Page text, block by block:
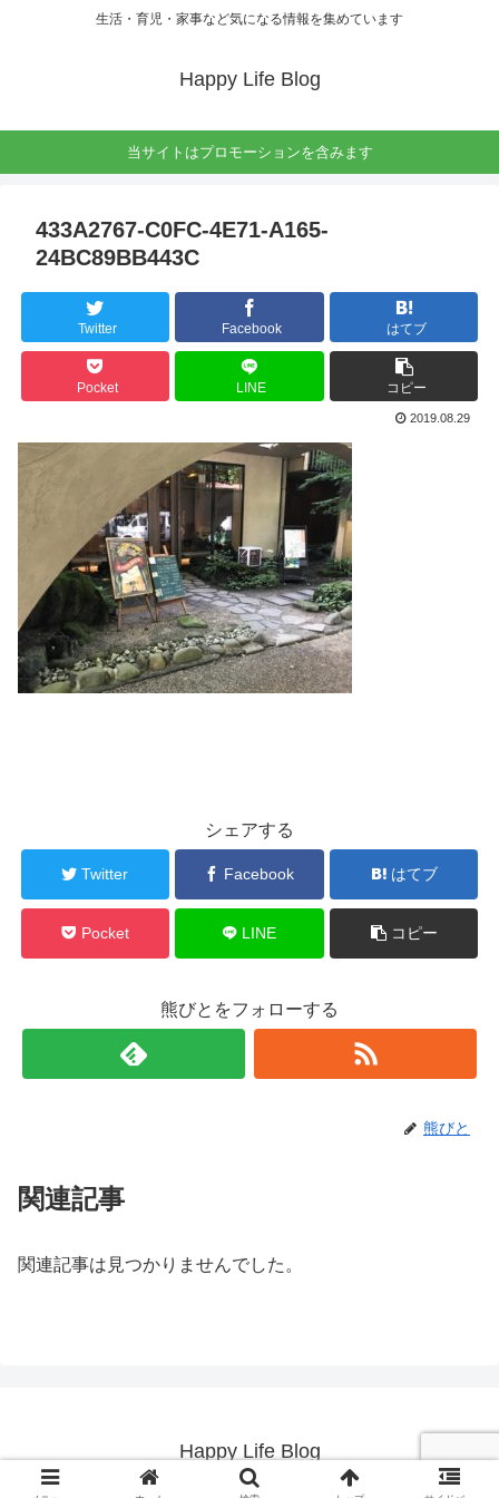
生活・育児・家事など気になる情報を集めています
Happy Life Blog
当サイトはプロモーションを含みます
433A2767-C0FC-4E71-A165-
24BC89BB443C
Twitter Facebook はてブ
Pocket LINE コピー
2019.08.29
シェアする
Twitter Facebook はてブ
Pocket LINE コピー
熊びとをフォローする
熊びと
関連記事
関連記事は見つかりませんでした。
Happy Life Blog
© 2019 Happy Life Blog.